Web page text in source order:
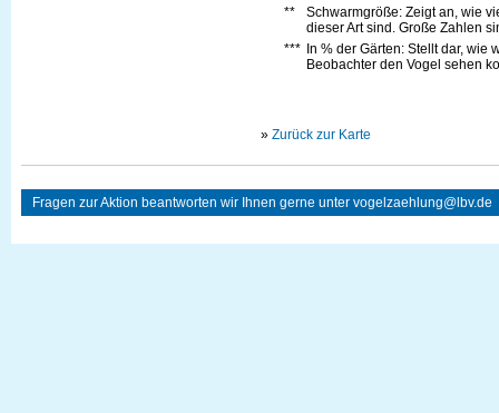
**
Schwarmgröße: Zeigt an, wie
dieser Art sind. Große Zahlen
*** In % der Gärten: Stellt dar,
Beobachter den Vogel sehen
» Zurück zur Karte
Fragen zur Aktion beantworten wir Ihnen gerne unter vogelzaehlung@lbv.de